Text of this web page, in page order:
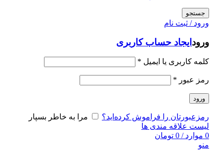
جستجو
ورود / ثبت نام
ورود ایجاد حساب کاربری
کلمه کاربری یا ایمیل *
رمز عبور *
ورود
رمزعبورتان را فراموش کرده‌اید؟
مرا به خاطر بسپار
لیست علاقه مندی ها
0 موارد /
0 تومان
منو